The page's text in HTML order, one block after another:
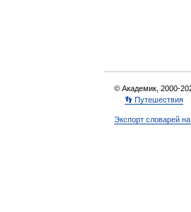
© Академик, 2000-
👣 Путешествия
Экспорт словарей